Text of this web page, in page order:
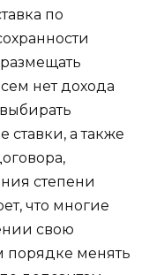
по
нет дохода
а также
степени
что многие
свою
порядке менять